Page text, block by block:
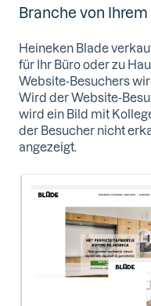
Branche von
Heineken Blade
für Ihr Büro oder zu
Website-Besuchers
Wird der Website-
wird ein Bild mit
der Besucher nicht
angezeigt.